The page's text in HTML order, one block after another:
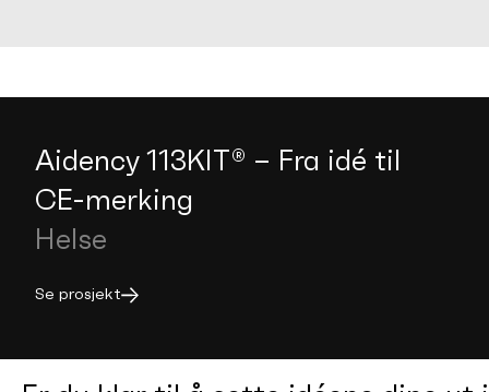
Aidency 113KIT® – Fra idé til
CE-merking
Helse
Se prosjekt